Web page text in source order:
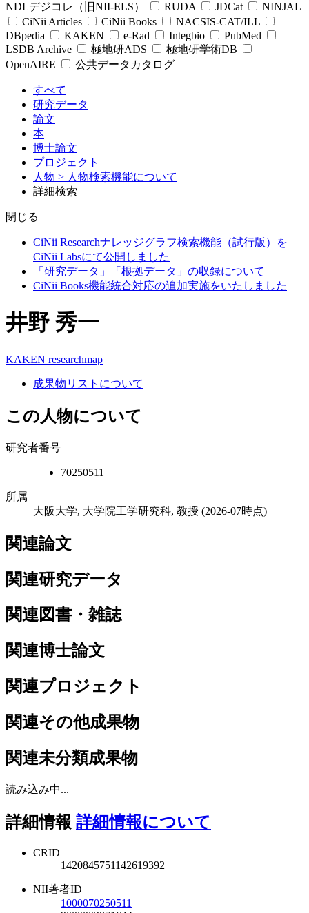
NDLデジコレ（旧NII-ELS）
RUDA JDCat
NINJAL
CiNii Articles
CiNii Books
NACSIS-CAT/ILL
DBpedia
KAKEN e-Rad Integbio
PubMed
LSDB Archive
極地研ADS
極地研学術DB
OpenAIRE
公共データカタログ
すべて
研究データ
論文
本
博士論文
プロジェクト
人物 > 人物検索機能について
詳細検索
閉じる
CiNii Researchナレッジグラフ検索機能（試行版）を
CiNii Labsにて公開しました
「研究データ」「根拠データ」の収録について
CiNii Books機能統合対応の追加実施をいたしました
井野 秀一
KAKEN researchmap
成果物リストについて
この人物について
研究者番号
70250511
所属
大阪大学, 大学院工学研究科, 教授 (2026-07時点)
関連論文
関連研究データ
関連図書・雑誌
関連博士論文
関連プロジェクト
関連その他成果物
関連未分類成果物
読み込み中...
詳細情報 詳細情報について
CRID
1420845751142619392
NII著者ID
1000070250511